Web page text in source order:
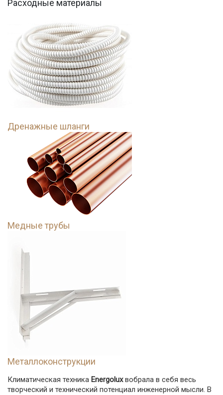
Расходные материалы
Дренажные шланги
Медные трубы
Металлоконструкции
Климатическая техника Energoluxвобрала в себя весь
творческий и технический потенциал инженерной мысли. В